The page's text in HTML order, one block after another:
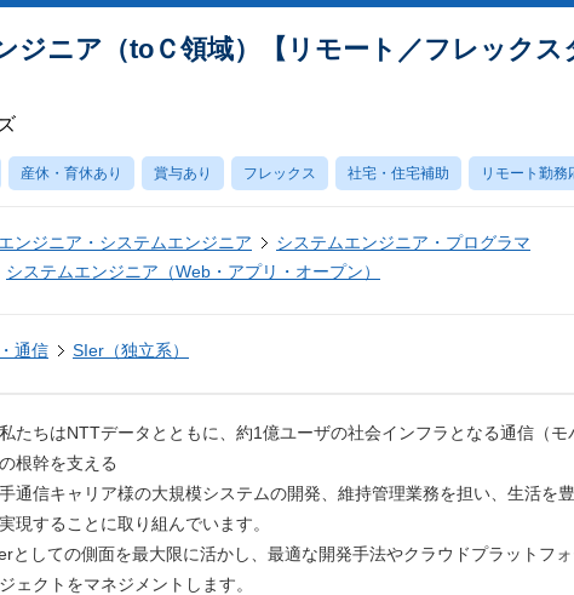
ジニア（toＣ領域）【リモート／フレック
産休・育休あり 賞与あり フレックス 社宅・住宅補助 リモート勤務
ンジニア・システムエンジニア
システムエンジニア・プログラマ
システムエンジニア（Web・アプリ・オープン）
通信 SIer（独立系）
たちはNTTデータとともに、約1億ユーザの社会インフラとなる通信（モ
根幹を支える
通信キャリア様の大規模システムの開発、維持管理業務を担い、生活を
現することに取り組んでいます。
としての側面を最大限に活かし、最適な開発手法やクラウドプラットフ
ェクトをマネジメントします。